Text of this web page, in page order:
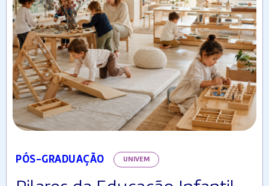
PÓS-GRADUAÇÃO UNIVEM